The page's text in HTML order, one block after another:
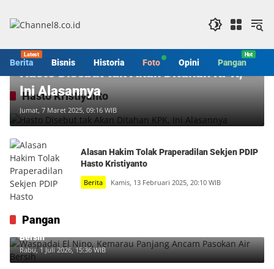
konten
Berita Bisnis Historia Foto Opini Pangan
Hasto Kristiyanto
Berita
Hasto Disebut tak Akan Ditahan KPK,
Ini Alasannya
Jumat, 7 Maret 2025, 09:16 WIB
Alasan Hakim Tolak Praperadilan Sekjen PDIP
Hasto Kristiyanto
Berita Kamis, 13 Februari 2025, 20:10 WIB
Pangan
Waspadai El Nino, Kemarau Panjang Ancam Pasokan Air
Bersih
Rabu, 1 Juli 2026, 15:36 WIB